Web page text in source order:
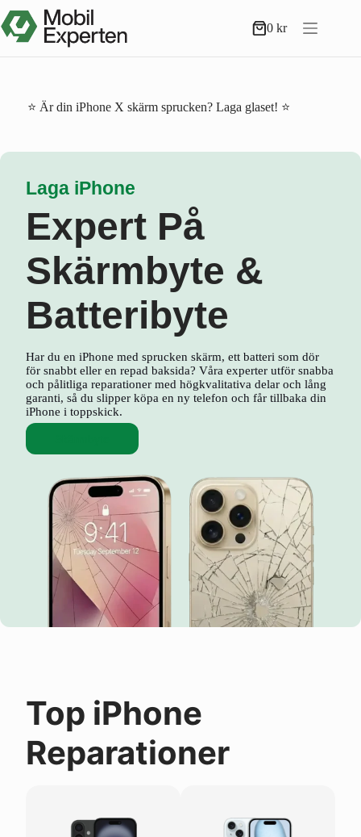
till
innehåll
Varukorg
0kr
⭐ Är din iPhone X skärm sprucken? Laga glaset! ⭐
Laga iPhone
Expert På
Skärmbyte &
Batteribyte
Har du en iPhone med sprucken skärm, ett batteri som dör
för snabbt eller en repad baksida? Våra experter utför snabba
och pålitliga reparationer med högkvalitativa delar och lång
garanti, så du slipper köpa en ny telefon och får tillbaka din
iPhone i toppskick.
Top iPhone
Reparationer